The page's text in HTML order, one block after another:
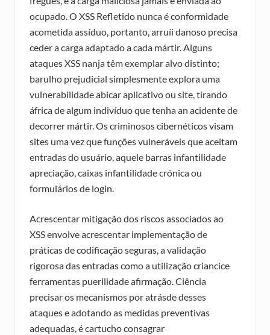
ocupado. O XSS Refletido nunca é conformidade
acometida assíduo, portanto, arruíi danoso precisa
ceder a carga adaptado a cada mártir. Alguns
ataques XSS nanja têm exemplar alvo distinto;
barulho prejudicial simplesmente explora uma
vulnerabilidade abicar aplicativo ou site, tirando
áfrica de algum indivíduo que tenha an acidente de
decorrer mártir. Os criminosos cibernéticos visam
sites uma vez que funções vulneráveis que aceitam
entradas do usuário, aquele barras infantilidade
apreciação, caixas infantilidade crónica ou
formulários de login.
Acrescentar mitigação dos riscos associados ao
XSS envolve acrescentar implementação de
práticas de codificação seguras, a validação
rigorosa das entradas como a utilização criancice
ferramentas puerilidade afirmação. Ciência
precisar os mecanismos por atrásde desses
ataques e adotando as medidas preventivas
adequadas, é cartucho consagrar